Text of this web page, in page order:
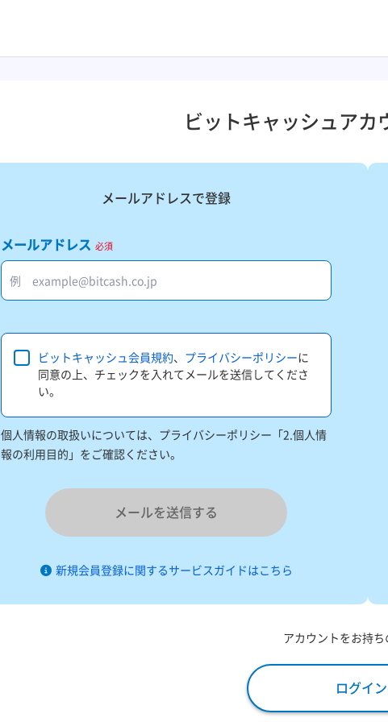
ビットキャッシュアカ
メールアドレスで登録
メールアドレス 必須
ビットキャッシュ会員規約、 プライバシーポリシーに
同意の上、チェックを入れてメールを送信してくださ
い。
個人情報の取扱いについては、プライバシーポリシー「2.個人情
報の利用目的」をご確認ください。
メールを送信する
新規会員登録に関するサービスガイドはこちら
アカウントをお持ち
ログイ